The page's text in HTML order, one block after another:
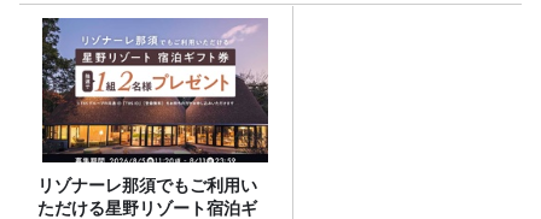
リゾナーレ那須でもご利用い
ただける星野リゾート宿泊ギ